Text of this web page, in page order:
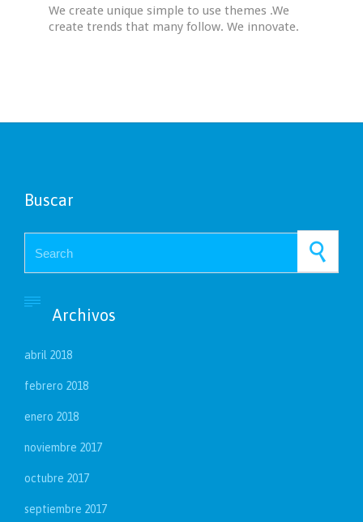
We create unique simple to use themes .We
create trends that many follow. We innovate.
Buscar

Archivos
abril 2018
febrero 2018
enero 2018
noviembre 2017
octubre 2017
septiembre 2017